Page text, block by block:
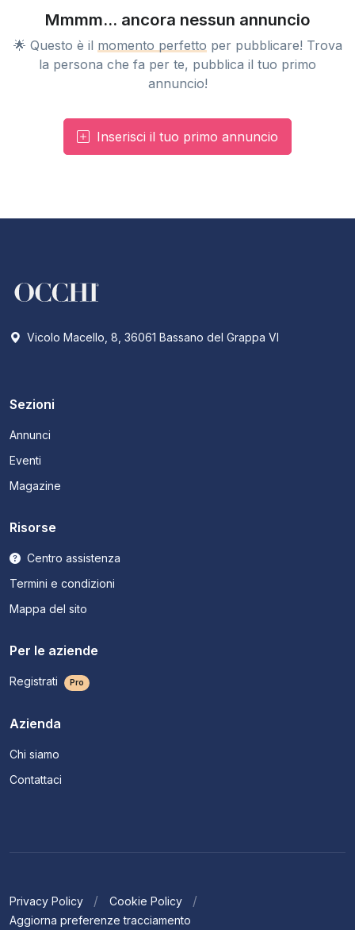
Mmmm... ancora nessun annuncio
🌟 Questo è il momento perfetto per pubblicare! Trova
la persona che fa per te, pubblica il tuo primo
annuncio!
Inserisci il tuo primo annuncio
Vicolo Macello, 8, 36061 Bassano del Grappa VI
Sezioni
Annunci
Eventi
Magazine
Risorse
Centro assistenza
Termini e condizioni
Mappa del sito
Per le aziende
Registrati Pro
Azienda
Chi siamo
Contattaci
Privacy Policy
Cookie Policy
Aggiorna preferenze tracciamento